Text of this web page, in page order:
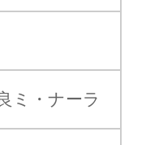
ミ・ナーラ